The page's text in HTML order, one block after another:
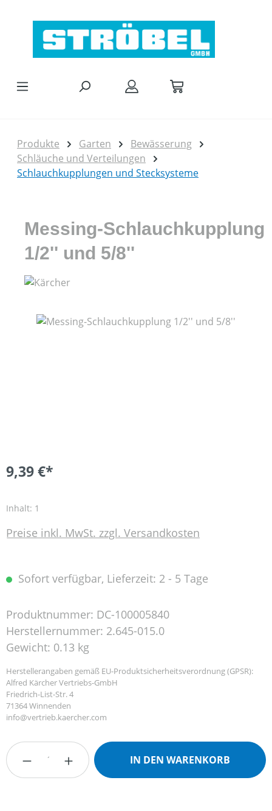
Produkte Garten
Bewässerung
Schläuche und Verteilungen
Schlauchkupplungen und Stecksysteme
Messing-Schlauchkupplung
1/2'' und 5/8''
Bildergalerie überspringen
9,39 €*
Inhalt: 1
Preise inkl. MwSt. zzgl. Versandkosten
Sofort verfügbar, Lieferzeit: 2 - 5 Tage
Produktnummer: DC-100005840
Herstellernummer: 2.645-015.0
Gewicht: 0.13 kg
Herstellerangaben gemäß EU-Produktsicherheitsverordnung (GPSR):
Alfred Kärcher Vertriebs-GmbH
Friedrich-List-Str. 4
71364 Winnenden
info@vertrieb.kaercher.com
Produkt Anzahl: Gib den gewünschten
IN DEN WARENKORB